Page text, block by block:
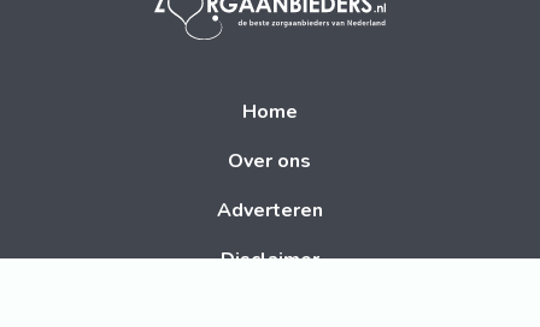
Home
Over ons
Adverteren
Disclaimer